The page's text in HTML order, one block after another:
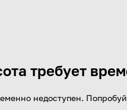
требует
недоступен.